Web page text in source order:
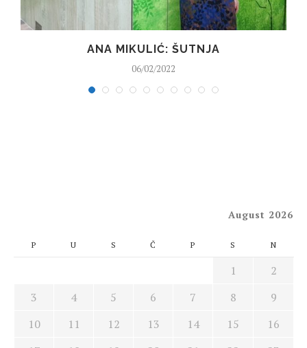
ANA MIKULIĆ: ŠUTNJA
06/02/2022
August 2026
P U S Č P S N
1
2
3
4 5 6 7 8
9
10
11 12 13 14 15
16